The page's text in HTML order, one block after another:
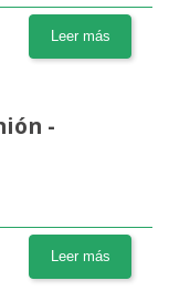
Leer más
-
Leer más